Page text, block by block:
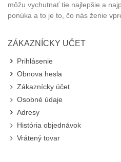
môžu vychutnať tie najlepšie a
ponúka a to je to, čo nás ženie
ZÁKAZNÍCKY UČET
Prihlásenie
Obnova hesla
Zákaznícky účet
Osobné údaje
Adresy
História objednávok
Vrátený tovar